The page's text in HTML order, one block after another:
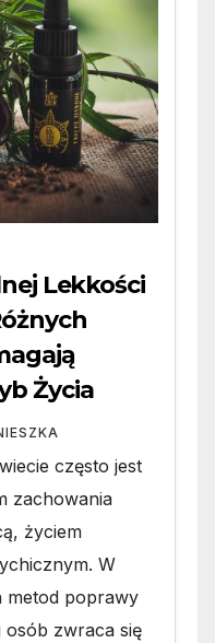
Lekkości
Życia
często jest
zachowania
życiem
W
metod poprawy
osób zwraca się